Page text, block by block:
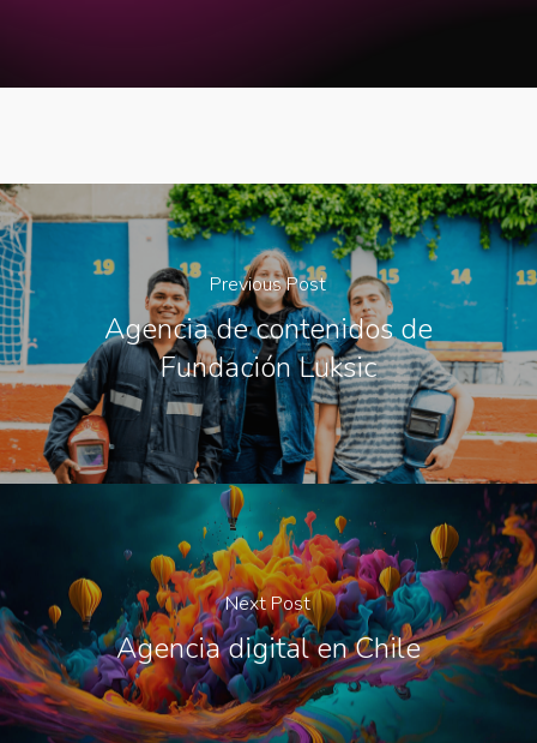
Previous Post
Agencia de contenidos de
Fundación Luksic
Next Post
Agencia digital en Chile